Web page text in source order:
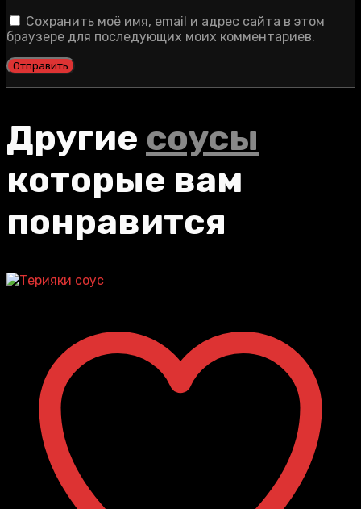
Сохранить моё имя, email и адрес сайта в этом
браузере для последующих моих комментариев.
Другие соусы
которые вам
понравится